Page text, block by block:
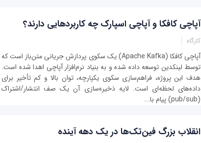
آپاچی کافکا و آپاچی اسپارک چه کاربردهایی دارند؟
کارگاه
آپاچی کافکا (Apache Kafka) یک سکوی پردازش جریانی متن‌باز است که
توسط لینکدین توسعه داده شده و به بنیاد نرم‌افزار آپاچی اهدا شده‌ است.
هدف این پروژه، فراهم‌سازی سکوی یکپارچه، توان بالا و کم تأخیر برای
داده‌های لحظه‌ای است. لایه ذخیره‌سازی آن یک صف انتشار/اشتراک
(pub/sub) پیام با...
انقلاب بزرگ فین‌تک‌ها در یک دهه آینده